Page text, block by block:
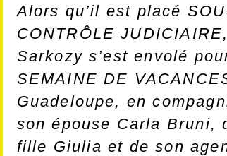
Alors qu’il est placé
CONTRÔLE
Sarkozy s’est envolé
SEMAINE DE
Guadeloupe, en
son épouse Carla Bruni,
fille Giulia et de son